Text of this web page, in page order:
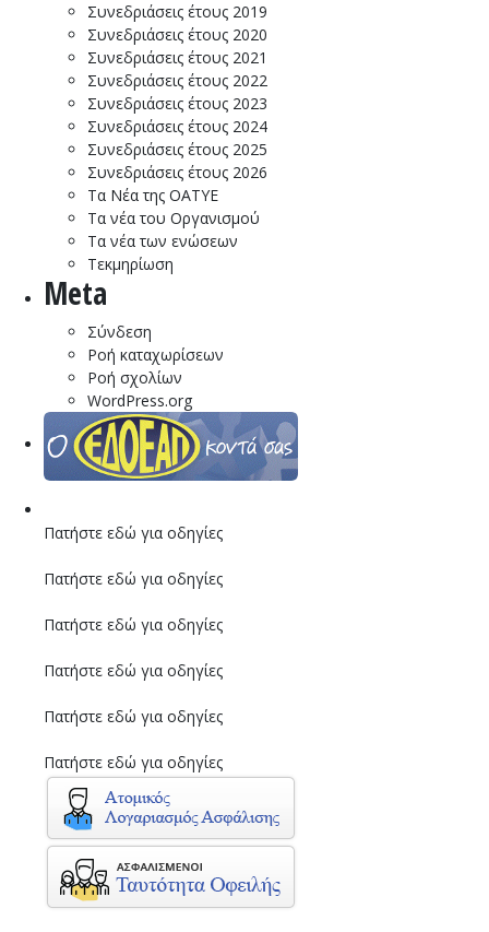
Συνεδριάσεις έτους 2019
Συνεδριάσεις έτους 2020
Συνεδριάσεις έτους 2021
Συνεδριάσεις έτους 2022
Συνεδριάσεις έτους 2023
Συνεδριάσεις έτους 2024
Συνεδριάσεις έτους 2025
Συνεδριάσεις έτους 2026
Τα Νέα της ΟΑΤΥΕ
Τα νέα του Οργανισμού
Τα νέα των ενώσεων
Τεκμηρίωση
Meta
Σύνδεση
Ροή καταχωρίσεων
Ροή σχολίων
WordPress.org
Πατήστε εδώ για οδηγίες
Πατήστε εδώ για οδηγίες
Πατήστε εδώ για οδηγίες
Πατήστε εδώ για οδηγίες
Πατήστε εδώ για οδηγίες
Πατήστε εδώ για οδηγίες